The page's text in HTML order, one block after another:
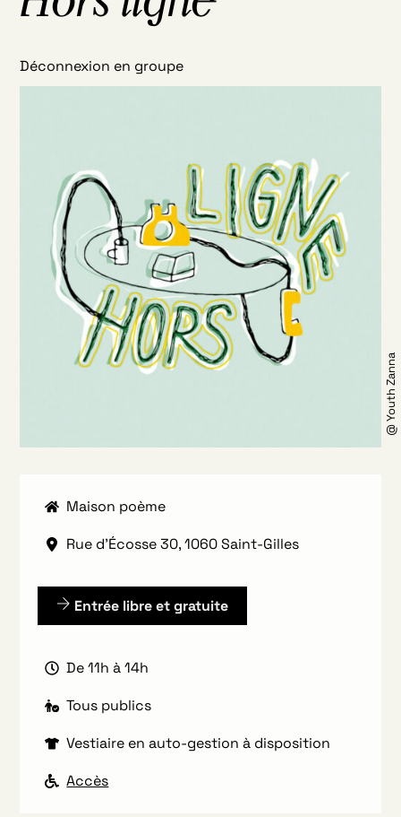
Déconnexion en groupe
@ Youth Zanna
Maison poème
Rue d'Écosse 30, 1060 Saint-Gilles
Entrée libre et gratuite
De 11h à 14h
Tous publics
Vestiaire en auto-gestion à disposition
Accès